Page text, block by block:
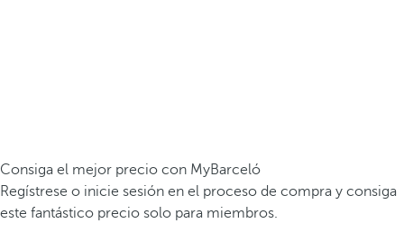
Consiga el mejor precio con MyBarceló
Regístrese o inicie sesión en el proceso de compra y consiga
este fantástico precio solo para miembros.